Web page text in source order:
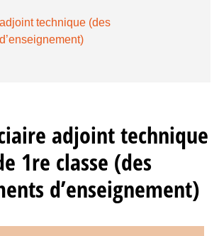
technique (des
adjoint technique
1re classe (des
d’enseignement)